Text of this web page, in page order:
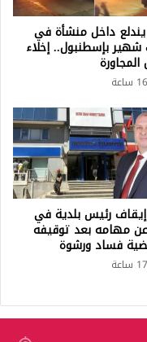
داخل منشأة في
شهير بإسطنبول.. إخلاء
المجاورة
رئيس بلدية في
عن مهامه بعد توقيفه
فساد ورشوة